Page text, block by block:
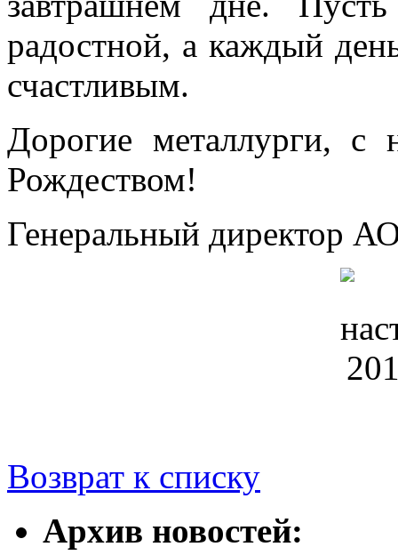
радостной, а каждый
счастливым.
Дорогие металлурги,
Рождеством!
Генеральный
Возврат к списку
Архив новостей: